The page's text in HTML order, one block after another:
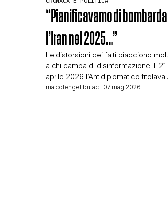
“Pianificavamo di
l’Iran nel 2025…”
Le distorsioni dei fatti piacciono
a chi campa di disinformazione. Il 21
aprile 2026 l’Antidiplomatico titolava:
Caitlin Johnstone – L’ex consigliere di
maicolengel butac | 07 mag 2026